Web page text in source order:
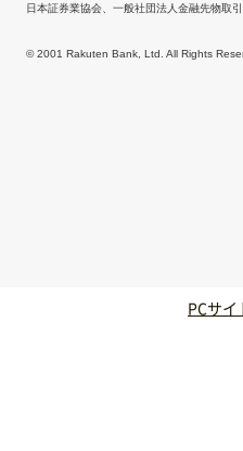
日本証券業協会、一般社団法人金融先物取
© 2001 Rakuten Bank, Ltd. All Rights
PCサ